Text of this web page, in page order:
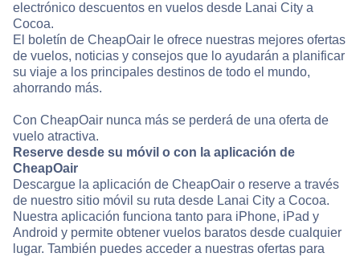
electrónico descuentos en vuelos desde Lanai City a
Cocoa.
El boletín de CheapOair le ofrece nuestras mejores ofertas
de vuelos, noticias y consejos que lo ayudarán a planificar
su viaje a los principales destinos de todo el mundo,
ahorrando más.
Con CheapOair nunca más se perderá de una oferta de
vuelo atractiva.
Reserve desde su móvil o con la aplicación de
CheapOair
Descargue la aplicación de CheapOair o reserve a través
de nuestro sitio móvil su ruta desde Lanai City a Cocoa.
Nuestra aplicación funciona tanto para iPhone, iPad y
Android y permite obtener vuelos baratos desde cualquier
lugar. También puedes acceder a nuestras ofertas para